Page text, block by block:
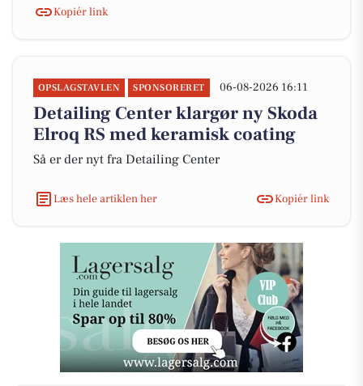
Kopiér link
OPSLAGSTAVLEN SPONSORERET 06-08-2026 16:11
Detailing Center klargør ny Skoda
Elroq RS med keramisk coating
Så er der nyt fra Detailing Center
Læs hele artiklen her Kopiér link